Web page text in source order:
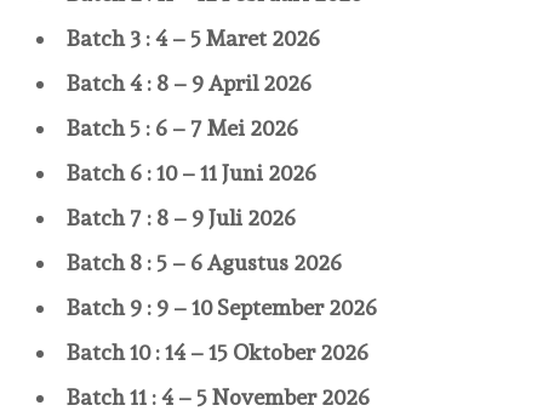
Batch 3 : 4 – 5 Maret 2026
Batch 4 : 8 – 9 April 2026
Batch 5 : 6 – 7 Mei 2026
Batch 6 : 10 – 11 Juni 2026
Batch 7 : 8 – 9 Juli 2026
Batch 8 : 5 – 6 Agustus 2026
Batch 9 : 9 – 10 September 2026
Batch 10 : 14 – 15 Oktober 2026
Batch 11 : 4 – 5 November 2026